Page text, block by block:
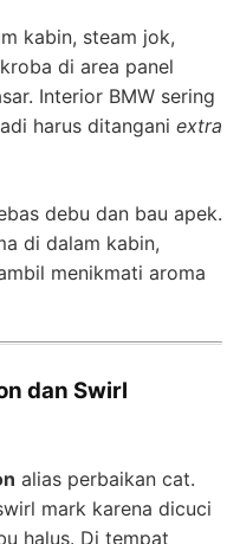
kabin, steam jok,
di area panel
Interior BMW sering
harus ditangani extra
debu dan bau apek.
di dalam kabin,
menikmati aroma
dan Swirl
alias perbaikan cat.
mark karena dicuci
halus. Di tempat